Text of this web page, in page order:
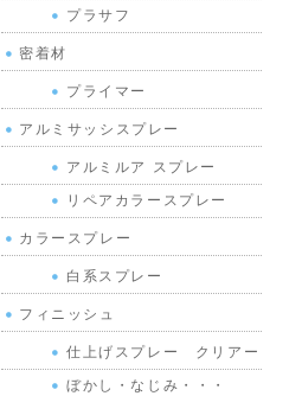
プラサフ
密着材
プライマー
アルミサッシスプレー
アルミルア スプレー
リペアカラースプレー
カラースプレー
白系スプレー
フィニッシュ
仕上げスプレー クリアー
ぼかし・なじみ・・・